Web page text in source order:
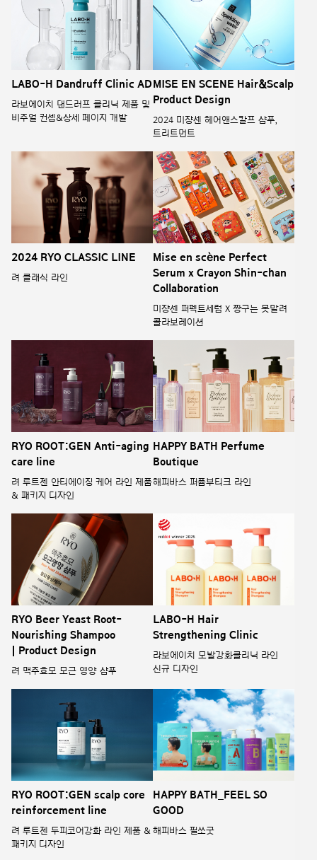
LABO-H Dandruff Clinic AD
라보에이치 댄드러프 클리닉 제품 및
비주얼 컨셉&상세 페이지 개발
MISE EN SCENE Hair&Scalp
Product Design
2024 미쟝센 헤어앤스칼프 샴푸,
트리트먼트
2024 RYO CLASSIC LINE
려 클래식 라인
Mise en scène Perfect
Serum x Crayon Shin-chan
Collaboration
미쟝센 퍼펙트세럼 X 짱구는 못말려
콜라보레이션
RYO ROOT:GEN Anti-aging
care line
려 루트젠 안티에이징 케어 라인 제품
& 패키지 디자인
HAPPY BATH Perfume
Boutique
해피바스 퍼퓸부티크 라인
RYO Beer Yeast Root-
Nourishing Shampoo
| Product Design
려 맥주효모 모근 영양 샴푸
LABO-H Hair
Strengthening Clinic
라보에이치 모발강화클리닉 라인
신규 디자인
RYO ROOT:GEN scalp core
reinforcement line
려 루트젠 두피코어강화 라인 제품 &
패키지 디자인
HAPPY BATH_FEEL SO
GOOD
해피바스 필쏘굿